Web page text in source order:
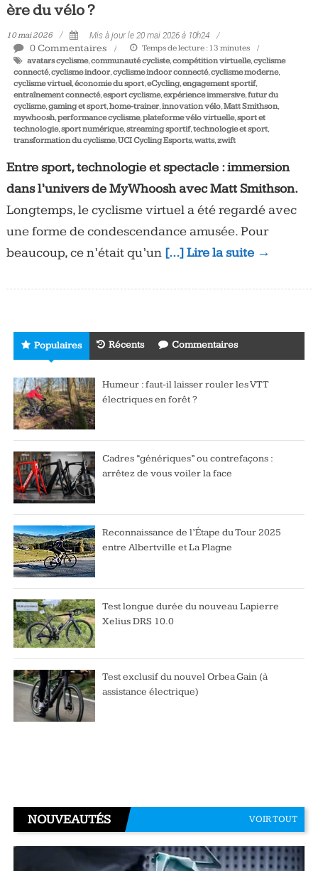
ère du vélo ?
10 mai 2026 Mis à jour le 20 mai 2026 à 10h24
0 Commentaires Temps de lecture : 13 minutes
avatars cyclisme,communauté cycliste,compétition virtuelle,cyclisme
connecté,cyclisme indoor,cyclisme indoor connecté,cyclisme moderne,
cyclisme virtuel,économie du sport,eCycling,engagement sportif,
entraînement connecté,esport cyclisme,expérience immersive,futur du
cyclisme,gaming et sport,home-trainer,innovation vélo,Matt Smithson,
mywhoosh,performance cyclisme,plateforme vélo virtuelle,sport et
technologie,sport numérique,streaming sportif,technologie et sport,
transformation du cyclisme,UCI Cycling Esports,watts,zwift
Entre sport, technologie et spectacle : immersion
dans l’univers de MyWhoosh avec Matt Smithson.
Longtemps, le cyclisme virtuel a été regardé avec
une forme de condescendance amusée. Pour
beaucoup, ce n’était qu’un […] Lire la suite →
Populaires Récents Commentaires
Humeur : faut-il laisser rouler les VTT
électriques en forêt ?
Cadres “génériques” ou contrefaçons :
arrêtez de vous voiler la face
Reconnaissance de l’Étape du Tour 2025
entre Albertville et La Plagne
Test longue durée du nouveau Lapierre
Xelius DRS 10.0
Test exclusif du nouvel Orbea Gain (à
assistance électrique)
NOUVEAUTÉS VOIR TOUT